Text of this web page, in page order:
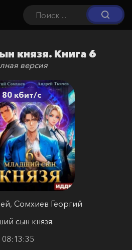
князя. Книга 6
версия
80 кбит/c
Сомхиев Георгий
сын князя.
08:13:35